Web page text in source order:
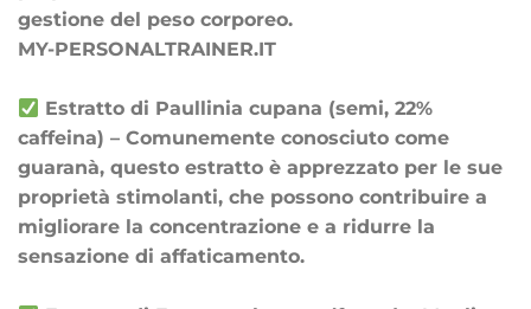
gestione del peso corporeo.
MY-PERSONALTRAINER.IT
Estratto di Paullinia cupana (semi, 22%
caffeina) – Comunemente conosciuto come
guaranà, questo estratto è apprezzato per le sue
proprietà stimolanti, che possono contribuire a
migliorare la concentrazione e a ridurre la
sensazione di affaticamento.